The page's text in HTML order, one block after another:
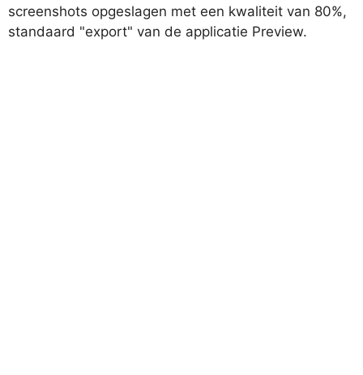
screenshots opgeslagen met een kwaliteit van 80%,
standaard "export" van de applicatie Preview.